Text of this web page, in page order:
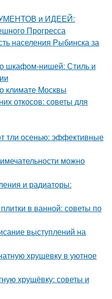
и ИДЕЕЙ:
Прогресса
населения Рыбинска за
шкафом-нишей: Стиль и
климате Москвы
откосов: советы для
тли осенью: эффективные
можно
и радиаторы:
в ванной: советы по
выступлений на
хрущевку в уютное
хрущёвку: советы и